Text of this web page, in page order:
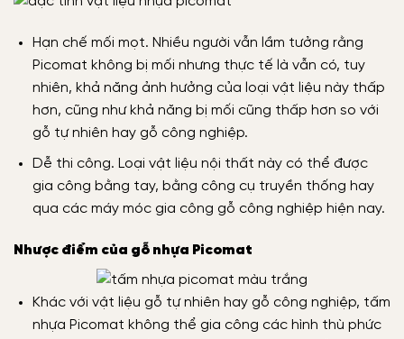
Hạn chế mối mọt. Nhiều người vẫn lầm tưởng rằng
Picomat không bị mối nhưng thực tế là vẫn có, tuy
nhiên, khả năng ảnh hưởng của loại vật liệu này thấp
hơn, cũng như khả năng bị mối cũng thấp hơn so với
gỗ tự nhiên hay gỗ công nghiệp.
Dễ thi công. Loại vật liệu nội thất này có thể được
gia công bằng tay, bằng công cụ truyền thống hay
qua các máy móc gia công gỗ công nghiệp hiện nay.
Nhược điểm của gỗ nhựa Picomat
Khác với vật liệu gỗ tự nhiên hay gỗ công nghiệp, tấm
nhựa Picomat không thể gia công các hình thù phức